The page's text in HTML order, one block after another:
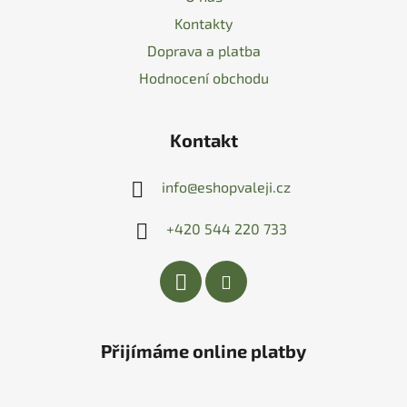
Kontakty
Doprava a platba
Hodnocení obchodu
Kontakt
info@eshopvaleji.cz
+420 544 220 733
Přijímáme online platby